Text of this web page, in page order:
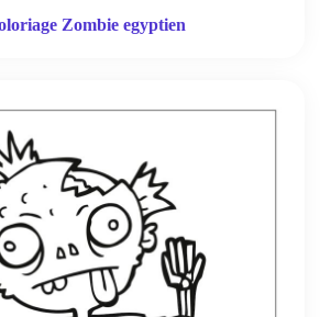
Zombie egyptien